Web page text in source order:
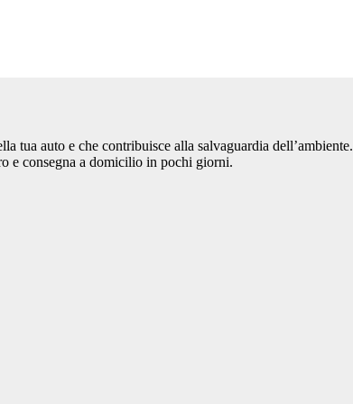
tua auto e che contribuisce alla salvaguardia dell’ambiente.
e consegna a domicilio in pochi giorni.